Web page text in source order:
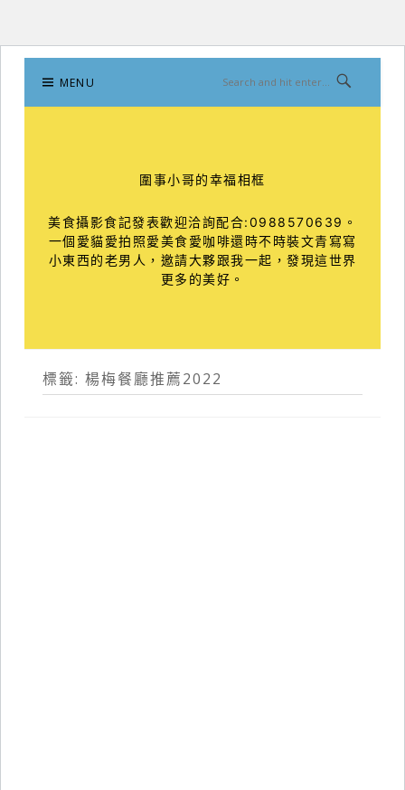
content
MENU
圍事小哥的幸福相框
美食攝影食記發表歡迎洽詢配合:0988570639。
一個愛貓愛拍照愛美食愛咖啡還時不時裝文青寫寫
小東西的老男人，邀請大夥跟我一起，發現這世界
更多的美好。
標籤:楊梅餐廳推薦2022